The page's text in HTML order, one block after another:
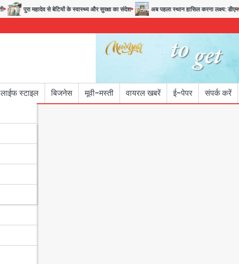
पुरा महादेव से बेटियों के स्वास्थ्य और सुरक्षा का संदेश अब पहला स्थान हासिल करना लक्ष्य: डीएम
लाईफ स्टाइल बिजनेस मूवी-मस्ती वायरल खबरें ई-पेपर संपर्क करें